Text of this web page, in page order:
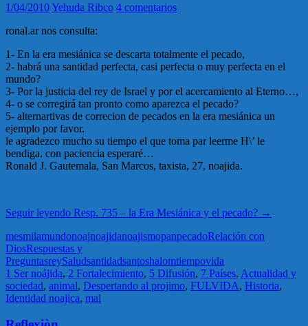
1/04/2010Yehuda Ribco 4 comentarios
ronal.ar nos consulta:
1- En la era mesiánica se descarta totalmente el pecado,
2- habrá una santidad perfecta, casi perfecta o muy perfecta en el
mundo?
3- Por la justicia del rey de Israel y por el acercamiento al Eterno…,
4- o se corregirá tan pronto como aparezca el pecado?
5- alternartivas de correcion de pecados en la era mesiánica un
ejemplo por favor.
le agradezco mucho su tiempo el que toma par leerme H\’ le
bendiga. con paciencia esperaré…
Ronald J. Gautemala, San Marcos, taxista, 27, noajida.
Seguir leyendo Resp. 735 – la Era Mesiánica y el pecado? →
mesmilamundonoajnoajidanoajismopanpecadoRelación con
DiosRespuestas y
PreguntasreySaludsantidadsantoshalomtiempovida
1 Ser noájida, 2 Fortalecimiento, 5 Difusión, 7 Países, Actualidad y
sociedad, animal, Despertando al projimo, FULVIDA, Historia,
Identidad noajica, mal